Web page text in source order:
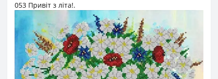
053 Привіт з літа!.